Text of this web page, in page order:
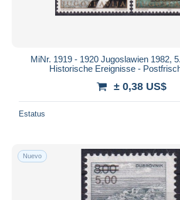
MiNr. 1919 - 1920 Jugoslawien 1982,
Historische Ereignisse -
± 0,38 US$
Estatus
Nuevo